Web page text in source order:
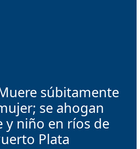
súbitamente
se ahogan
y niño en ríos de
Plata